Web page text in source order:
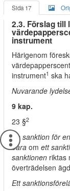
Sida 17
2.3. Förslag till
instrument
Härigenom
instrument1 ska
Nuvarande
9 kap.
23 §2
En sanktion för
bara om ett
sanktionen riktas
överträdelsen
Ett